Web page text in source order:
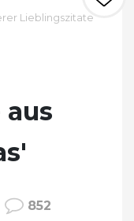
Lieblingszitate
852